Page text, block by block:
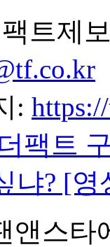
트제
:
팩트
냐? [
앤스타